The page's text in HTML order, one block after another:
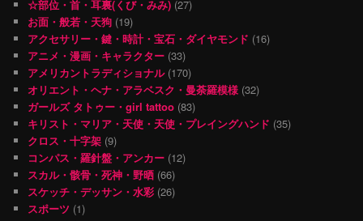
☆部位・首・耳裏(くび・みみ) (27)
お面・般若・天狗 (19)
アクセサリー・鍵・時計・宝石・ダイヤモンド (16)
アニメ・漫画・キャラクター (33)
アメリカントラディショナル(170)
オリエント・ヘナ・アラベスク・曼荼羅模様 (32)
ガールズ タトゥー・girl tattoo (83)
キリスト・マリア・天使・天使・プレイングハンド (35)
クロス・十字架 (9)
コンパス・羅針盤・アンカー (12)
スカル・骸骨・死神・野晒 (66)
スケッチ・デッサン・水彩 (26)
スポーツ (1)